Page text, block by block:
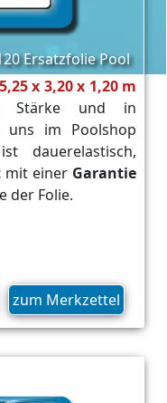
Ersatzfolie Pool
x 3,20 x 1,20 m
Stärke und in
uns im Poolshop
dauerelastisch,
mit einer Garantie
der Folie.
zum Merkzettel